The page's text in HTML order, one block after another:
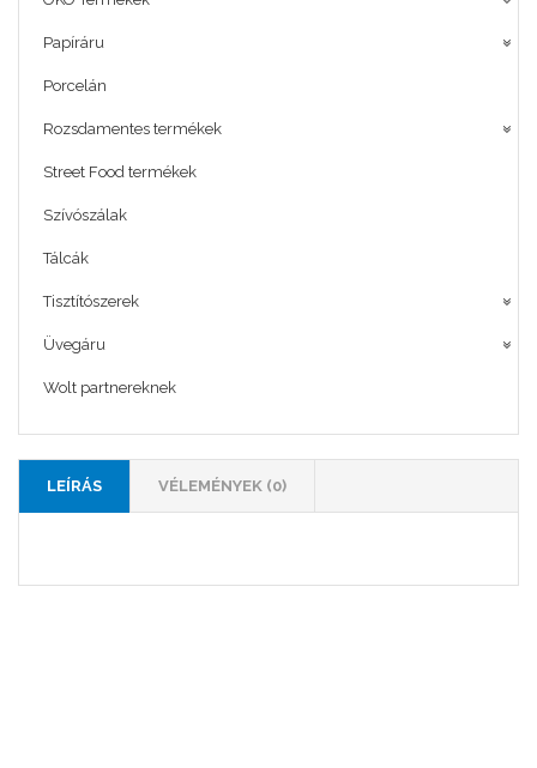
Papíráru
Porcelán
Rozsdamentes termékek
Street Food termékek
Szívószálak
Tálcák
Tisztítószerek
Üvegáru
Wolt partnereknek
LEÍRÁS VÉLEMÉNYEK (0)